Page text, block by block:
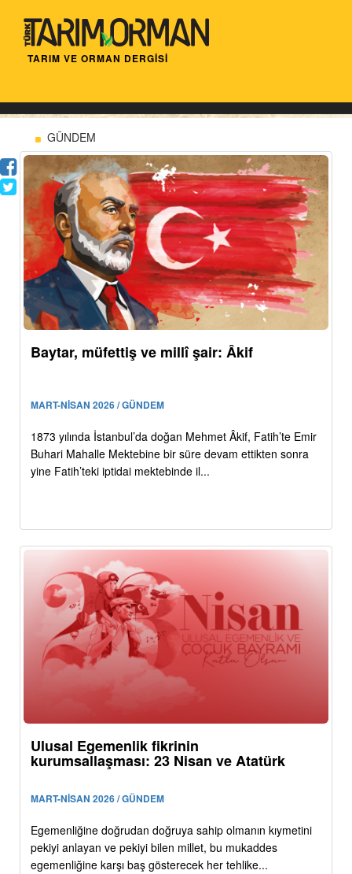
TARIM VE ORMAN DERGİSİ
GÜNDEM
Baytar, müfettiş ve millî şair: Âkif
MART-NİSAN 2026 / GÜNDEM
1873 yılında İstanbul’da doğan Mehmet Âkif, Fatih’te Emir
Buhari Mahalle Mektebine bir süre devam ettikten sonra
yine Fatih’teki iptidai mektebinde il...
Ulusal Egemenlik fikrinin
kurumsallaşması: 23 Nisan ve Atatürk
MART-NİSAN 2026 / GÜNDEM
Egemenliğine doğrudan doğruya sahip olmanın kıymetini
pekiyi anlayan ve pekiyi bilen millet, bu mukaddes
egemenliğine karşı baş gösterecek her tehlike...